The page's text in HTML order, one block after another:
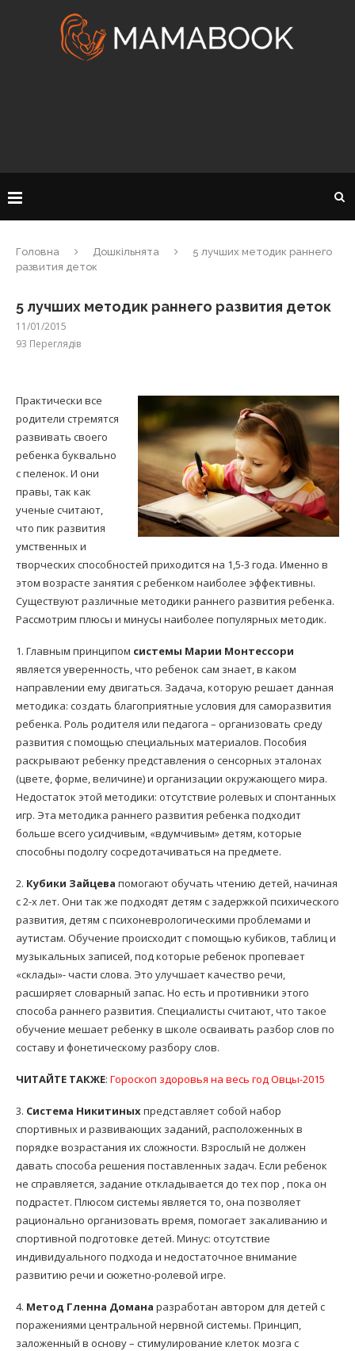
Головна Дошкільнята
5 лучших методик раннего
развития деток
5 лучших методик раннего развития деток
11/01/2015
93 Переглядів
Практически все
родители стремятся
развивать своего
ребенка буквально
с пеленок. И они
правы, так как
ученые считают,
что пик развития
умственных и
творческих способностей приходится на 1,5-3 года. Именно в
этом возрасте занятия с ребенком наиболее эффективны.
Существуют различные методики раннего развития ребенка.
Рассмотрим плюсы и минусы наиболее популярных методик.
1. Главным принципом системы Марии Монтессори
является уверенность, что ребенок сам знает, в каком
направлении ему двигаться. Задача, которую решает данная
методика: создать благоприятные условия для саморазвития
ребенка. Роль родителя или педагога – организовать среду
развития с помощью специальных материалов. Пособия
раскрывают ребенку представления о сенсорных эталонах
(цвете, форме, величине) и организации окружающего мира.
Недостаток этой методики: отсутствие ролевых и спонтанных
игр. Эта методика раннего развития ребенка подходит
больше всего усидчивым, «вдумчивым» детям, которые
способны подолгу сосредотачиваться на предмете.
2. Кубики Зайцева помогают обучать чтению детей, начиная
с 2-х лет. Они так же подходят детям с задержкой психического
развития, детям с психоневрологическими проблемами и
аутистам. Обучение происходит с помощью кубиков, таблиц и
музыкальных записей, под которые ребенок пропевает
«склады»- части слова. Это улучшает качество речи,
расширяет словарный запас. Но есть и противники этого
способа раннего развития. Специалисты считают, что такое
обучение мешает ребенку в школе осваивать разбор слов по
составу и фонетическому разбору слов.
ЧИТАЙТЕ ТАКЖЕ: Гороскоп здоровья на весь год Овцы-2015
3. Система Никитиныхпредставляет собой набор
спортивных и развивающих заданий, расположенных в
порядке возрастания их сложности. Взрослый не должен
давать способа решения поставленных задач. Если ребенок
не справляется, задание откладывается до тех пор , пока он
подрастет. Плюсом системы является то, она позволяет
рационально организовать время, помогает закаливанию и
спортивной подготовке детей. Минус: отсутствие
индивидуального подхода и недостаточное внимание
развитию речи и сюжетно-ролевой игре.
4. Метод Гленна Домана разработан автором для детей с
поражениями центральной нервной системы. Принцип,
заложенный в основу – стимулирование клеток мозга с